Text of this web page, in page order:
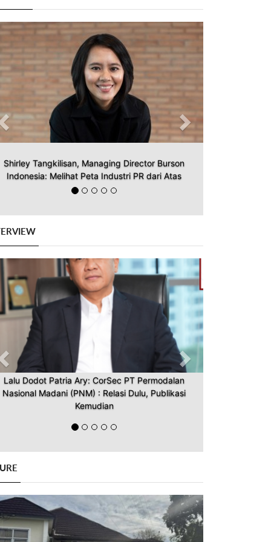
Shirley Tangkilisan, Managing Director Burson
Indonesia: Melihat Peta Industri PR dari Atas
Previous Next
Lalu Dodot Patria Ary: CorSec PT Permodalan
Nasional Madani (PNM) : Relasi Dulu, Publikasi
Kemudian
Previous Next
Previous Next